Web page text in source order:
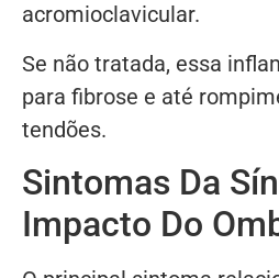
acromioclavicular.
Se não tratada, essa
para fibrose e até
tendões.
Sintomas Da
Impacto Do